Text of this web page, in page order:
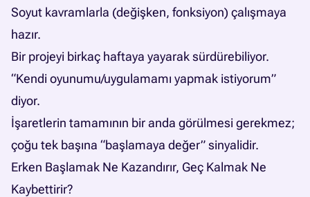
Soyut kavramlarla (değişken, fonksiyon) çalışmaya
hazır.
Bir projeyi birkaç haftaya yayarak sürdürebiliyor.
“Kendi oyunumu/uygulamamı yapmak istiyorum”
diyor.
İşaretlerin tamamının bir anda görülmesi gerekmez;
çoğu tek başına “başlamaya değer” sinyalidir.
Erken Başlamak Ne Kazandırır, Geç Kalmak Ne
Kaybettirir?